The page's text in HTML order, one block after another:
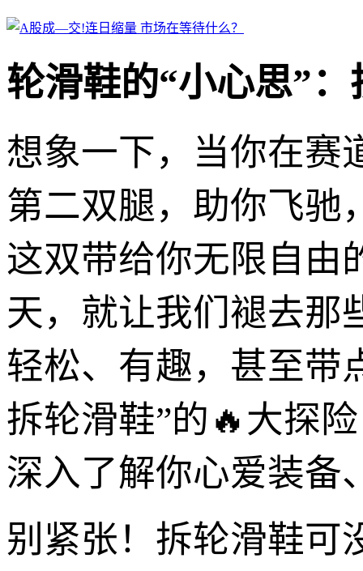
轮滑鞋的“小心思”
想象一下，当你在赛
第二双腿，助你飞驰
这双带给你无限自由
天，就让我们褪去那
轻松、有趣，甚至带
拆轮滑鞋”的🔥大探
深入了解你心爱装备
别紧张！拆轮滑鞋可